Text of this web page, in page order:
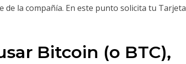
la compañía. En este punto solicita tu Tarjeta
Bitcoin (o BTC),